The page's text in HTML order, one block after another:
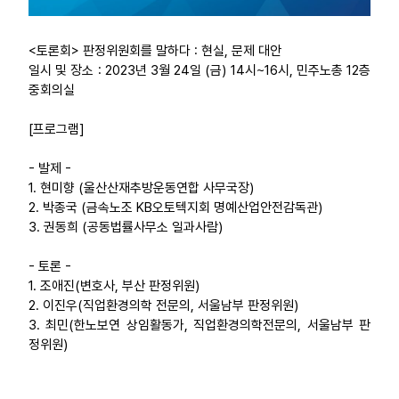
<토론회> 판정위원회를 말하다 : 현실, 문제 대안
일시 및 장소 : 2023년 3월 24일 (금) 14시~16시, 민주노총 12층
중회의실
[프로그램]
- 발제 -
1. 현미향 (울산산재추방운동연합 사무국장)
2. 박종국 (금속노조 KB오토텍지회 명예산업안전감독관)
3. 권동희 (공동법률사무소 일과사람)
- 토론 -
1. 조애진(변호사, 부산 판정위원)
2. 이진우(직업환경의학 전문의, 서울남부 판정위원)
3. 최민(한노보연 상임활동가, 직업환경의학전문의, 서울남부 판
정위원)